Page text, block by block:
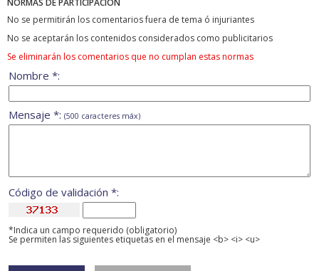
NORMAS DE PARTICIPACIÓN
No se permitirán los comentarios fuera de tema ó injuriantes
No se aceptarán los contenidos considerados como publicitarios
Se eliminarán los comentarios que no cumplan estas normas
Nombre *:
Mensaje *: (500 caracteres máx)
Código de validación *:
*Indica un campo requerido (obligatorio)
Se permiten las siguientes etiquetas en el mensaje <b> <i> <u>